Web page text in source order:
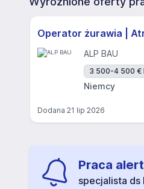
ALP BAU
3 500-4 500 €
Niemcy
Dodana 21 lip 2026
Praca
specjalista ds